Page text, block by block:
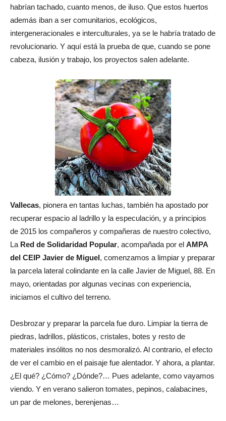
habrían tachado, cuanto menos, de iluso. Que estos huertos
además iban a ser comunitarios, ecológicos,
intergeneracionales e interculturales, ya se le habría tratado de
revolucionario. Y aquí está la prueba de que, cuando se pone
cabeza, ilusión y trabajo, los proyectos salen adelante.
Vallecas, pionera en tantas luchas, también ha apostado por
recuperar espacio al ladrillo y la especulación, y a principios
de 2015 los compañeros y compañeras de nuestro colectivo,
La Red de Solidaridad Popular, acompañada por el AMPA
del CEIP Javier de Miguel, comenzamos a limpiar y preparar
la parcela lateral colindante en la calle Javier de Miguel, 88. En
mayo, orientadas por algunas vecinas con experiencia,
iniciamos el cultivo del terreno.
Desbrozar y preparar la parcela fue duro. Limpiar la tierra de
piedras, ladrillos, plásticos, cristales, botes y resto de
materiales insólitos no nos desmoralizó. Al contrario, el efecto
de ver el cambio en el paisaje fue alentador. Y ahora, a plantar.
¿El qué? ¿Cómo? ¿Dónde?… Pues adelante, como vayamos
viendo. Y en verano salieron tomates, pepinos, calabacines,
un par de melones, berenjenas…